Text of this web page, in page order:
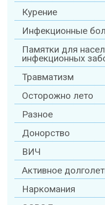
Курение
Инфекционные
Памятки для
инфекционных
Травматизм
Осторожно лето
Разное
Донорство
ВИЧ
Активное
Наркомания